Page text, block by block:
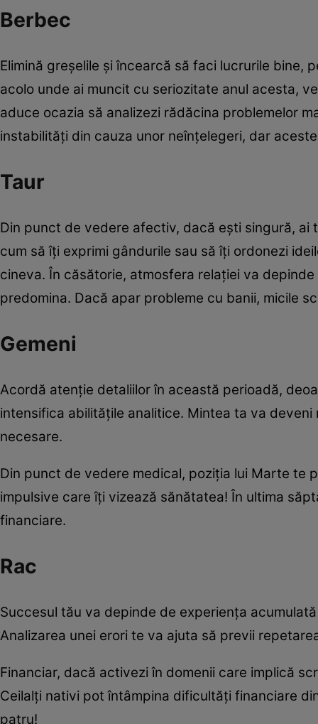
Berbec
Elimină greșelile și încearcă să faci lucrurile bine,
acolo unde ai muncit cu seriozitate anul acesta,
aduce ocazia să analizezi rădăcina problemelor
instabilități din cauza unor neînțelegeri, dar
Taur
Din punct de vedere afectiv, dacă ești singură, ai
cum să îți exprimi gândurile sau să îți ordonezi
cineva. În căsătorie, atmosfera relației va
predomina. Dacă apar probleme cu banii, micile
Gemeni
Acordă atenție detaliilor în această perioadă,
intensifica abilitățile analitice. Mintea ta va
necesare.
Din punct de vedere medical, poziția lui Marte te
impulsive care îți vizează sănătatea! În ultima
financiare.
Rac
Succesul tău va depinde de experiența
Analizarea unei erori te va ajuta să previi
Financiar, dacă activezi în domenii care implică
Ceilalți nativi pot întâmpina dificultăți financiare
patru!